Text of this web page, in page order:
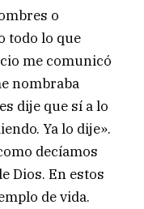
o
todo lo que
me comunicó
nombraba
dije que sí a lo
Ya lo dije».
decíamos
Dios. En estos
de vida.